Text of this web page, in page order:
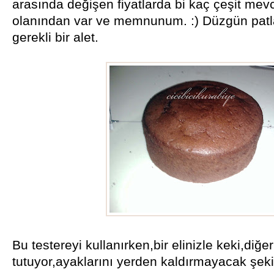
arasında değişen fiyatlarda bi kaç çeşit
olanından var ve memnunum. :) Düzgün
gerekli bir alet.
Bu testereyi kullanırken,bir elinizle
tutuyor,ayaklarını yerden kaldırmayacak